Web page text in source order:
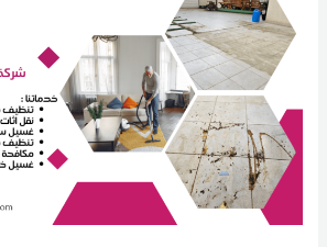
تنظيف
منازل
وفلل
بحائل
–
0531459153
–
جلي